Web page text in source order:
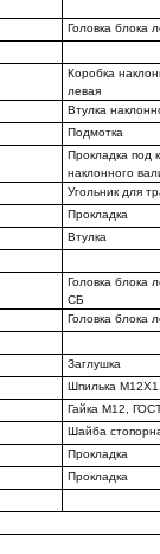
Головка блока
Коробка
левая
Втулка
Подмотка
Прокладка под
наклонного
Угольник для
Прокладка
Втулка
Головка блока
СБ
Головка блока
Заглушка
Шпилька
Гайка М12,
Шайба
Прокладка
Прокладка